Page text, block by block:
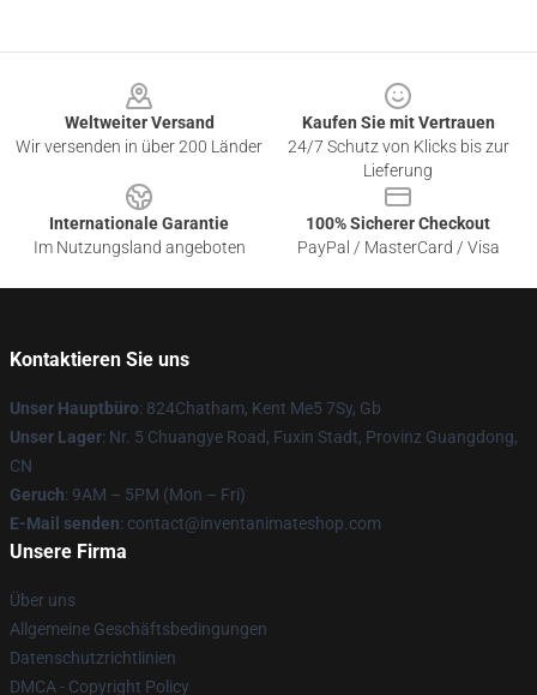
Weltweiter Versand
Wir versenden in über 200 Länder
Kaufen Sie mit Vertrauen
24/7 Schutz von Klicks bis zur
Lieferung
Internationale Garantie
Im Nutzungsland angeboten
100% Sicherer Checkout
PayPal / MasterCard / Visa
Kontaktieren Sie uns
Unser Hauptbüro: 824Chatham, Kent Me5 7Sy, Gb
Unser Lager: Nr. 5 Chuangye Road, Fuxin Stadt, Provinz Guangdong,
CN
Geruch: 9AM – 5PM (Mon – Fri)
E-Mail senden: contact@inventanimateshop.com
Unsere Firma
Über uns
Allgemeine Geschäftsbedingungen
Datenschutzrichtlinien
DMCA - Copyright Policy